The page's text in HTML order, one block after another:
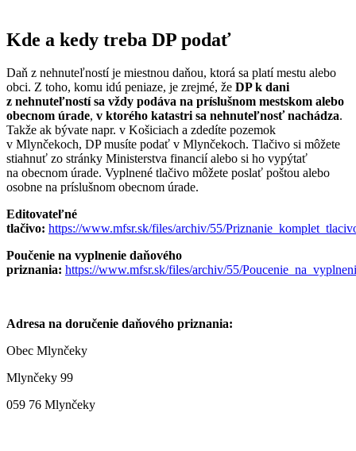
Kde a kedy treba DP podať
Daň z nehnuteľností je miestnou daňou, ktorá sa platí mestu alebo
obci. Z toho, komu idú peniaze, je zrejmé, že DP k dani
z nehnuteľností sa vždy podáva na príslušnom mestskom alebo
obecnom úrade, v ktorého katastri sa nehnuteľnosť nachádza.
Takže ak bývate napr. v Košiciach a zdedíte pozemok
v Mlynčekoch, DP musíte podať v Mlynčekoch. Tlačivo si môžete
stiahnuť zo stránky Ministerstva financií alebo si ho vypýtať
na obecnom úrade. Vyplnené tlačivo môžete poslať poštou alebo
osobne na príslušnom obecnom úrade.
Editovateľné
tlačivo: https://www.mfsr.sk/files/archiv/55/
Poučenie na vyplnenie daňového
priznania: https://www.mfsr.sk/files/archiv/55/
Adresa na doručenie daňového priznania:
Obec Mlynčeky
Mlynčeky 99
059 76 Mlynčeky